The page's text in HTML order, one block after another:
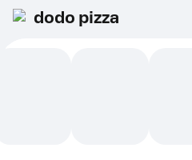
dodo pizza